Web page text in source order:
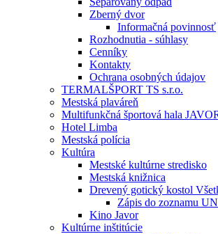
Zberný dvor
Informačná povinnosť
Rozhodnutia - súhlasy
Cenníky
Kontakty
Ochrana osobných údajov
TERMALŠPORT TS s.r.o.
Mestská plaváreň
Multifunkčná športová hala
Hotel Limba
Mestská polícia
Kultúra
Mestské kultúrne stredisko
Mestská knižnica
Drevený gotický kostol
Zápis do zoznamu
Kino Javor
Kultúrne inštitúcie